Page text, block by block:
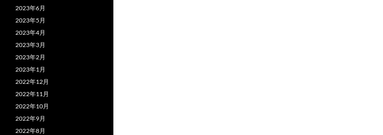
2023年6月
2023年5月
2023年4月
2023年3月
2023年2月
2023年1月
2022年12月
2022年11月
2022年10月
2022年9月
2022年8月